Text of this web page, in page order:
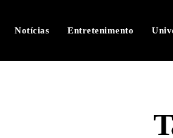
Notícias Entretenimento